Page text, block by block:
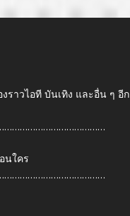
ราวไอที บันเทิง และอื่น ๆ อีก
นใคร